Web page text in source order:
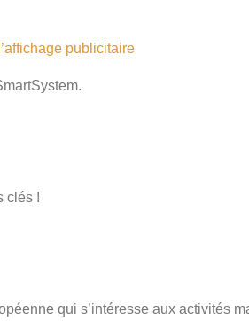
publicitaire
clés !
qui s’intéresse aux activités